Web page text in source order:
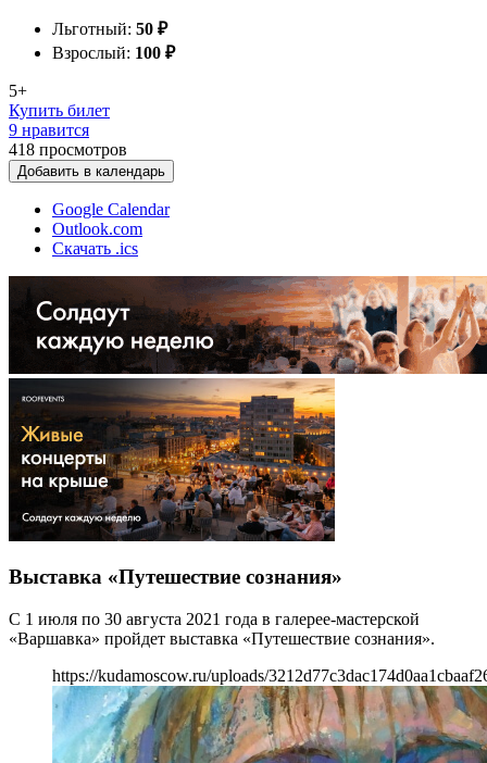
Льготный: 50 ₽
Взрослый: 100 ₽
5+
Купить билет
9 нравится
418 просмотров
Добавить в календарь
Google Calendar
Outlook.com
Скачать .ics
Выставка «Путешествие сознания»
С 1 июля по 30 августа 2021 года в галерее-мастерской
«Варшавка» пройдет выставка «Путешествие сознания».
https://kudamoscow.ru/uploads/